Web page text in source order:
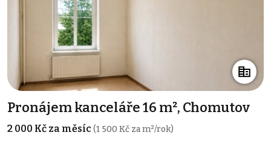
Pronájem kanceláře 16 m², Chomutov
2 000 Kč za měsíc(1 500 Kč za m²/rok)